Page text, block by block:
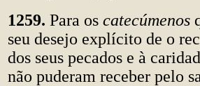
1259. Para os catecúmenos
seu desejo explícito de o
dos seus pecados e à
não puderam receber pelo